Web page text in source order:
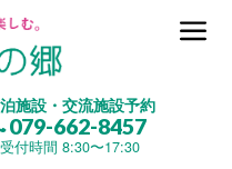
施設・交流施設予約
079-662-8457
受付時間 8:30〜17:30